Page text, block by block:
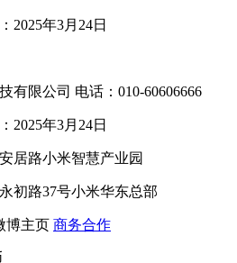
2025年3月24日
有限公司 电话：010-60606666
2025年3月24日
居路小米智慧产业园
初路37号小米华东总部
博主页 商务合作